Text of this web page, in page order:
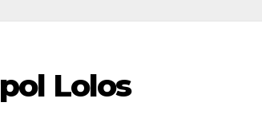
Lolos